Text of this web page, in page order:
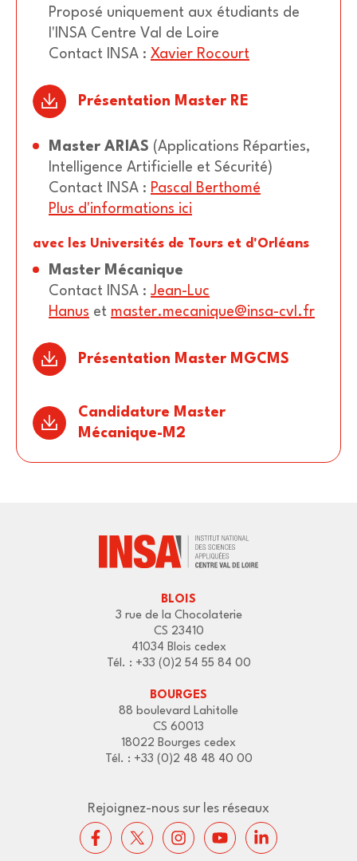
Proposé uniquement aux étudiants de
l'INSA Centre Val de Loire
Contact INSA : Xavier Rocourt
Présentation Master RE
Master ARIAS (Applications Réparties,
Intelligence Artificielle et Sécurité)
Contact INSA : Pascal Berthomé
Plus d'informations ici
avec les Universités de Tours et d'Orléans
Master Mécanique
Contact INSA : Jean-Luc
Hanus et master.mecanique@insa-cvl.fr
Présentation Master MGCMS
Candidature Master
Mécanique-M2
BLOIS
3 rue de la Chocolaterie
CS 23410
41034 Blois cedex
Tél. : +33 (0)2 54 55 84 00
BOURGES
88 boulevard Lahitolle
CS 60013
18022 Bourges cedex
Tél. : +33 (0)2 48 48 40 00
Rejoignez-nous sur les réseaux